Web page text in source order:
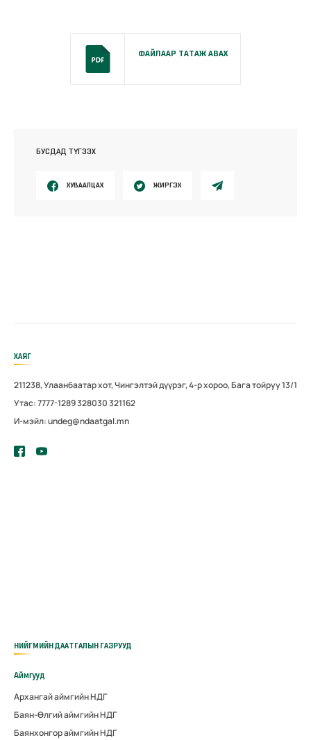
ФАЙЛААР ТАТАЖ АВАХ
БУСДАД ТҮГЭЭХ
ХУВААЛЦАХ ЖИРГЭХ
ХАЯГ
211238, Улаанбаатар хот, Чингэлтэй дүүрэг, 4-р хороо, Бага тойруу 13/1
Утас: 7777-1289 328030 321162
И-мэйл: undeg@ndaatgal.mn
НИЙГМИЙН ДААТГАЛЫН ГАЗРУУД
Аймгууд
Архангай аймгийн НДГ
Баян-Өлгий аймгийн НДГ
Баянхонгор аймгийн НДГ